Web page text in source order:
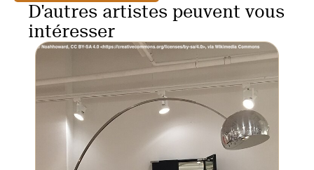
D'autres artistes peuvent vous
intéresser